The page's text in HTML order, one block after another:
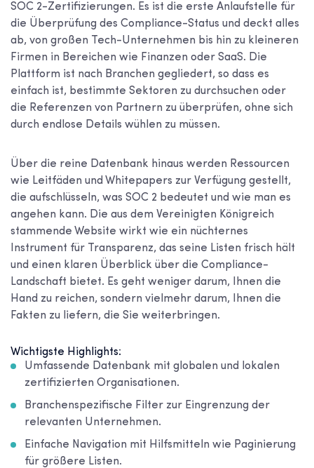
SOC 2-Zertifizierungen. Es ist die erste Anlaufstelle für
die Überprüfung des Compliance-Status und deckt alles
ab, von großen Tech-Unternehmen bis hin zu kleineren
Firmen in Bereichen wie Finanzen oder SaaS. Die
Plattform ist nach Branchen gegliedert, so dass es
einfach ist, bestimmte Sektoren zu durchsuchen oder
die Referenzen von Partnern zu überprüfen, ohne sich
durch endlose Details wühlen zu müssen.
Über die reine Datenbank hinaus werden Ressourcen
wie Leitfäden und Whitepapers zur Verfügung gestellt,
die aufschlüsseln, was SOC 2 bedeutet und wie man es
angehen kann. Die aus dem Vereinigten Königreich
stammende Website wirkt wie ein nüchternes
Instrument für Transparenz, das seine Listen frisch hält
und einen klaren Überblick über die Compliance-
Landschaft bietet. Es geht weniger darum, Ihnen die
Hand zu reichen, sondern vielmehr darum, Ihnen die
Fakten zu liefern, die Sie weiterbringen.
Wichtigste Highlights:
Umfassende Datenbank mit globalen und lokalen
zertifizierten Organisationen.
Branchenspezifische Filter zur Eingrenzung der
relevanten Unternehmen.
Einfache Navigation mit Hilfsmitteln wie Paginierung
für größere Listen.